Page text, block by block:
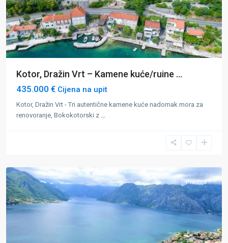
Kotor, Dražin Vrt – Kamene kuće/ruine ...
435.000 € Cijena na upit
Kotor, Dražin Vrt - Tri autentične kamene kuće nadomak mora za
renovoranje, Bokokotorski z ...
Prodaja